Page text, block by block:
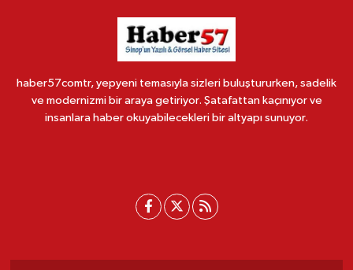
haber57comtr, yepyeni temasıyla sizleri buluştururken, sadelik
ve modernizmi bir araya getiriyor. Şatafattan kaçınıyor ve
insanlara haber okuyabilecekleri bir altyapı sunuyor.